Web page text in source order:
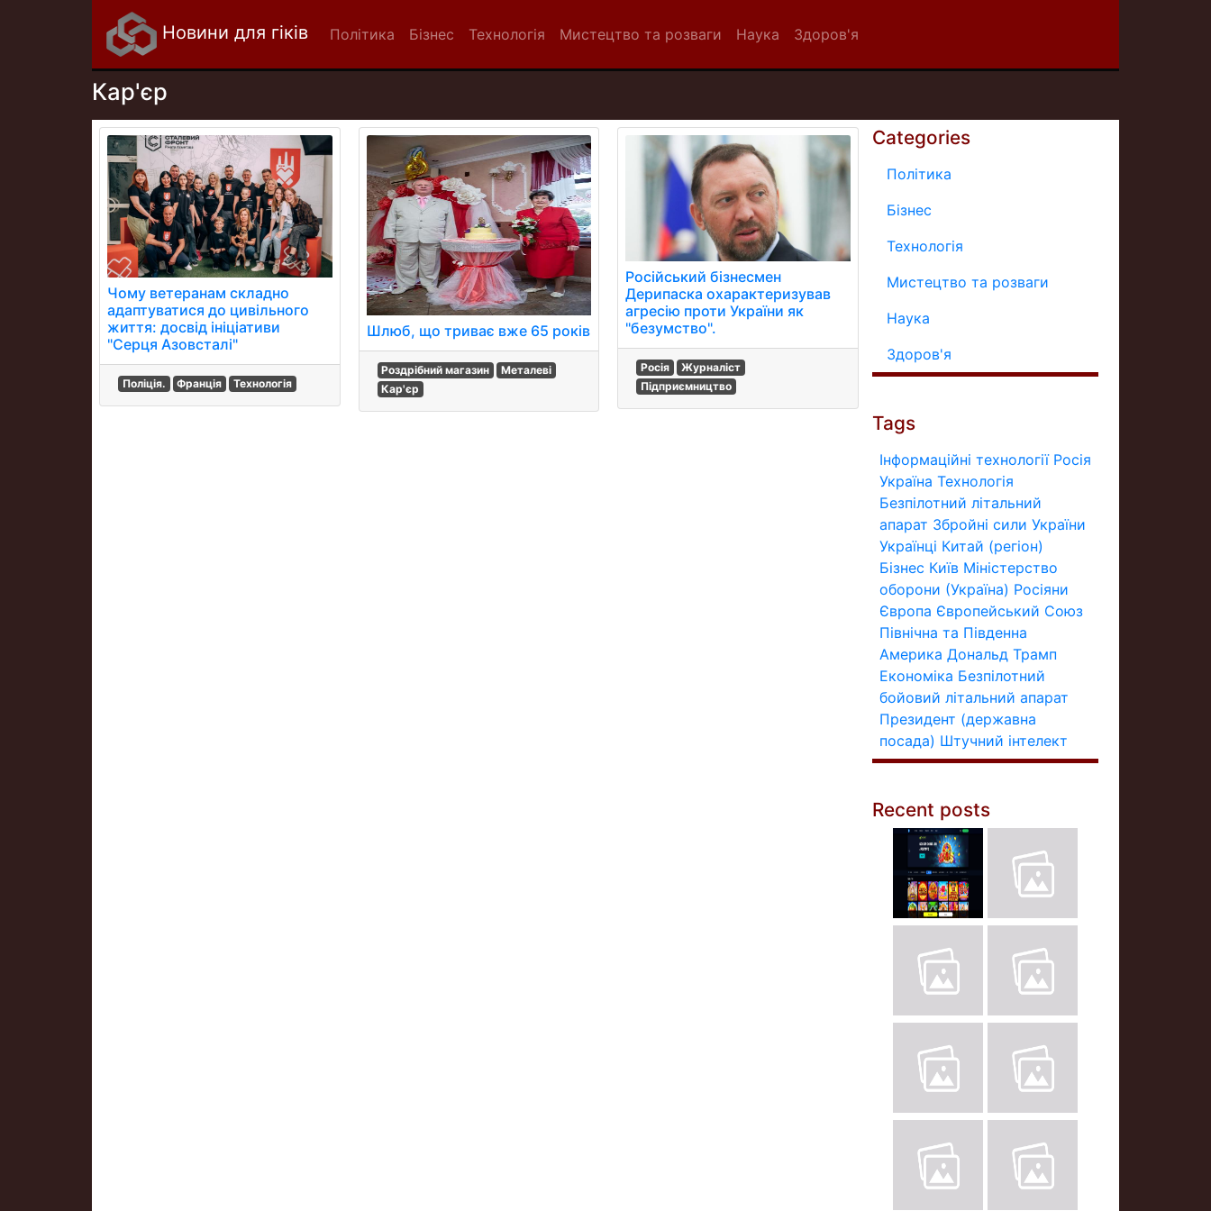
Новини для гіків Політика Бізнес Технологія Мистецтво та розваги Наука Здоров'я
Кар'єр
Чому ветеранам складно
адаптуватися до цивільного
життя: досвід ініціативи
"Серця Азовсталі"
Поліція. Франція Технологія
Шлюб, що триває вже 65 років
Роздрібний магазин
Металеві
Кар'єр
Російський бізнесмен
Дерипаска охарактеризував
агресію проти України як
"безумство".
Росія
Журналіст
Підприємництво
Categories
Політика
Бізнес
Технологія
Мистецтво та розваги
Наука
Здоров'я
Tags
Інформаційні технології Росія
Україна Технологія
Безпілотний літальний
апарат Збройні сили України
Українці Китай (регіон)
Бізнес Київ Міністерство
оборони (Україна) Росіяни
Європа Європейський Союз
Північна та Південна
Америка Дональд Трамп
Економіка Безпілотний
бойовий літальний апарат
Президент (державна
посада) Штучний інтелект
Recent posts